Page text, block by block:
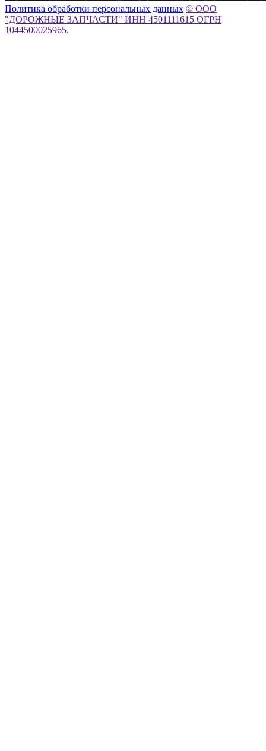
Политика обработки персональных данных © ООО
"ДОРОЖНЫЕ ЗАПЧАСТИ" ИНН 4501111615 ОГРН
1044500025965.